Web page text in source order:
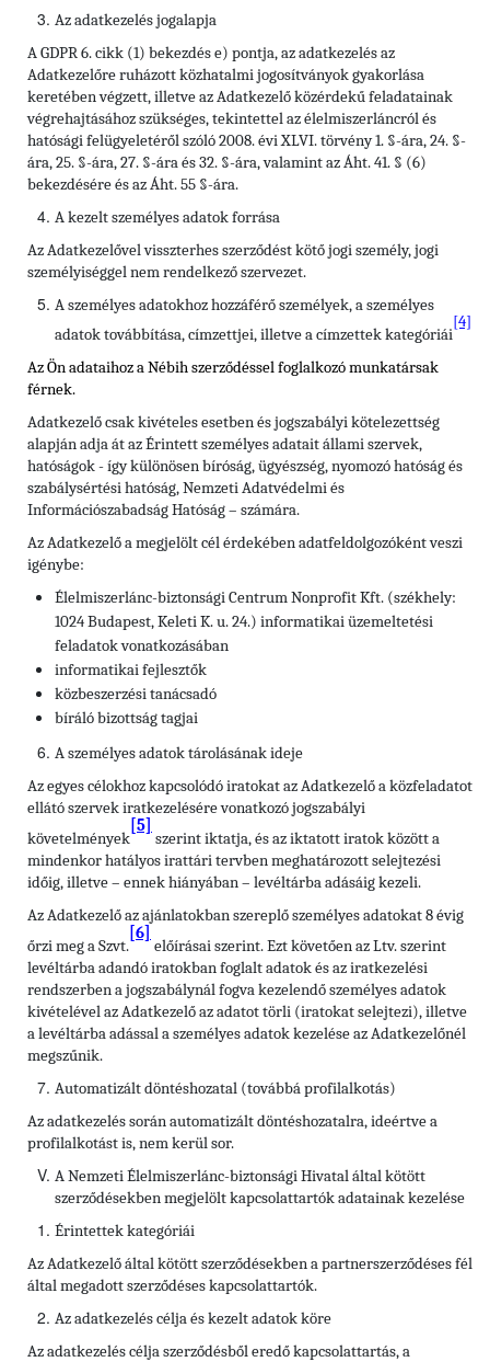
Az adatkezelés jogalapja
A GDPR 6. cikk (1) bekezdés e) pontja, az adatkezelés az
Adatkezelőre ruházott közhatalmi jogosítványok gyakorlása
keretében végzett, illetve az Adatkezelő közérdekű feladatainak
végrehajtásához szükséges, tekintettel az élelmiszerláncról és
hatósági felügyeletéről szóló 2008. évi XLVI. törvény 1. §-ára, 24. §-
ára, 25. §-ára, 27. §-ára és 32. §-ára, valamint az Áht. 41. § (6)
bekezdésére és az Áht. 55 §-ára.
A kezelt személyes adatok forrása
Az Adatkezelővelvisszterhes szerződést kötő jogi személy, jogi
személyiséggel nem rendelkező szervezet.
A személyes adatokhoz hozzáférő személyek, a személyes
adatok továbbítása, címzettjei, illetve a címzettek kategóriái
[4]
Az Ön adataihoz a Nébih szerződéssel foglalkozó munkatársak
férnek.
Adatkezelő csak kivételes esetben és jogszabályi kötelezettség
alapján adja át az Érintett személyes adatait állami szervek,
hatóságok - így különösen bíróság, ügyészség, nyomozó hatóság és
szabálysértési hatóság, Nemzeti Adatvédelmi és
Információszabadság Hatóság – számára.
Az Adatkezelő a megjelölt cél érdekében adatfeldolgozóként veszi
igénybe:
Élelmiszerlánc-biztonsági Centrum Nonprofit Kft. (székhely:
1024 Budapest, Keleti K. u. 24.) informatikai üzemeltetési
feladatok vonatkozásában
informatikai fejlesztők
közbeszerzési tanácsadó
bíráló bizottság tagjai
A személyes adatok tárolásának ideje
Az egyes célokhoz kapcsolódó iratokat az Adatkezelő a közfeladatot
ellátó szervek iratkezelésére vonatkozó jogszabályi
követelmények
[5]
szerint iktatja, és az iktatott iratok között a
mindenkor hatályos irattári tervben meghatározott selejtezési
időig, illetve – ennek hiányában – levéltárba adásáig kezeli.
Az Adatkezelő az ajánlatokban szereplő személyes adatokat 8 évig
őrzi meg a Szvt.
[6]
előírásai szerint. Ezt követően az Ltv. szerint
levéltárba adandó iratokban foglalt adatok és az iratkezelési
rendszerben a jogszabálynál fogva kezelendő személyes adatok
kivételével az Adatkezelő az adatot törli (iratokat selejtezi), illetve
a levéltárba adással a személyes adatok kezelése az Adatkezelőnél
megszűnik.
Automatizált döntéshozatal (továbbá profilalkotás)
Az adatkezelés során automatizált döntéshozatalra, ideértve a
profilalkotást is, nem kerül sor.
A Nemzeti Élelmiszerlánc-biztonsági Hivatal által kötött
szerződésekben megjelölt kapcsolattartók adatainak kezelése
Érintettek kategóriái
Az Adatkezelő által kötött szerződésekben a partnerszerződéses fél
által megadott szerződéses kapcsolattartók.
Az adatkezelés célja és kezelt adatok köre
Az adatkezelés célja szerződésből eredő kapcsolattartás, a